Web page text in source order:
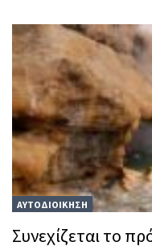
ΑΥΤΟΔΙΟΙΚΗΣΗ
Συνεχίζεται το